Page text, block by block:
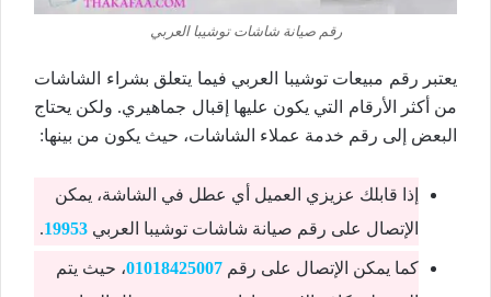
رقم صيانة شاشات توشيبا العربي
يعتبر رقم مبيعات توشيبا العربي فيما يتعلق بشراء الشاشات
من أكثر الأرقام التي يكون عليها إقبال جماهيري. ولكن يحتاج
البعض إلى رقم خدمة عملاء الشاشات، حيث يكون من بينها:
إذا قابلك عزيزي العميل أي عطل في الشاشة، يمكن
الإتصال على رقم صيانة شاشات توشيبا العربي 19953
.
كما يمكن الإتصال على رقم 01018425007، حيث يتم